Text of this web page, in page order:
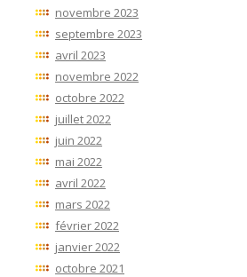
novembre 2023
septembre 2023
avril 2023
novembre 2022
octobre 2022
juillet 2022
juin 2022
mai 2022
avril 2022
mars 2022
février 2022
janvier 2022
octobre 2021